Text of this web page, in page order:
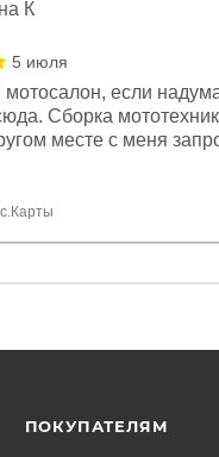
К
5 июля
если
Сборка
месте с меня
всегда на
ПОКУПАТЕЛЯМ